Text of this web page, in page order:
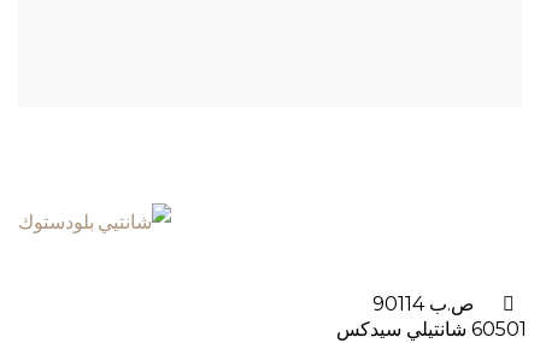
ص.ب 90114
60501 شانتيلي سيدكس